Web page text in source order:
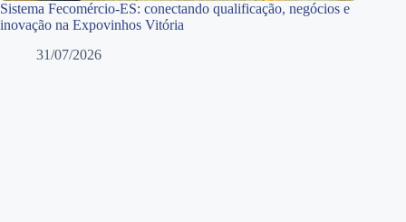
Sistema Fecomércio-ES: conectando qualificação, negócios e
inovação na Expovinhos Vitória
31/07/2026